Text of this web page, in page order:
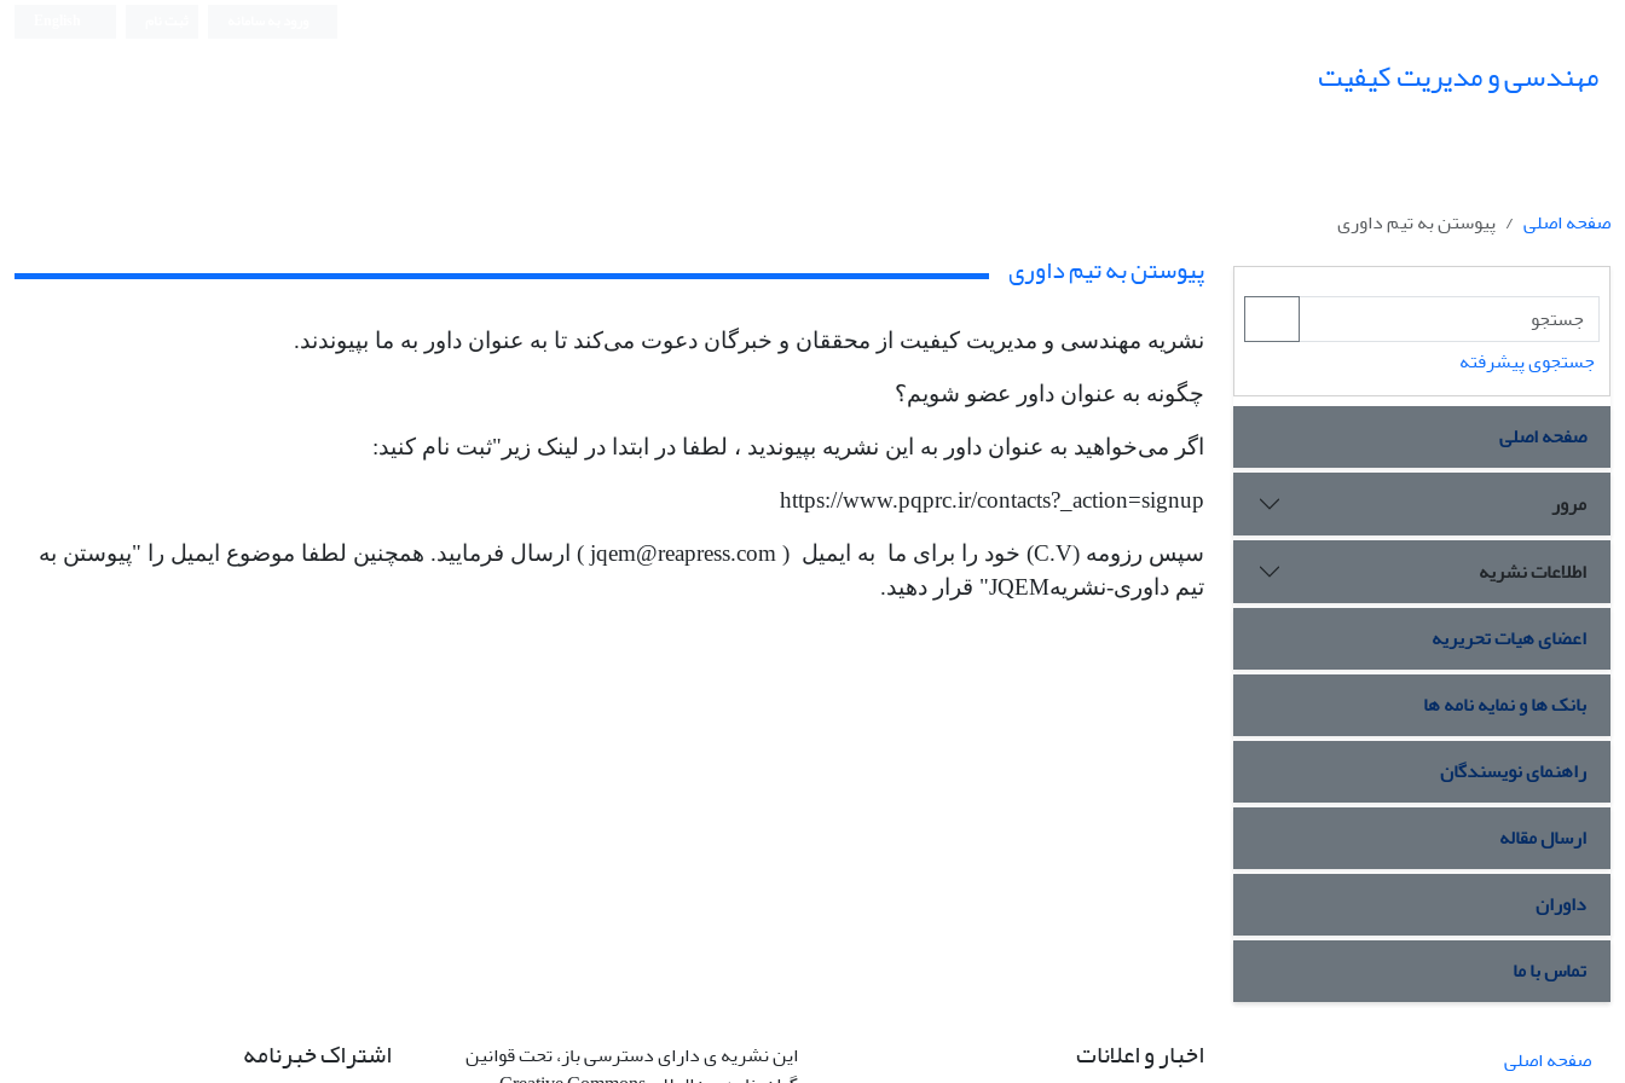
مهندسی و مدیریت کیفیت
صفحه اصلی پیوستن به تیم داوری
جستجوی پیشرفته
صفحه اصلی
مرور
اطلاعات نشریه
اعضای هیات تحریریه
بانک ها و نمایه نامه ها
راهنمای نویسندگان
ارسال مقاله
داوران
تماس با ما
پیوستن به تیم داوری
نشریه مهندسی و مدیریت کیفیت از محققان و خبرگان دعوت می‌کند تا به عنوان داور به ما بپیوندند.
چگونه به عنوان داور عضو شویم؟
اگر می‌خواهید به عنوان داور به این نشریه بپیوندید ، لطفا در ابتدا در لینک زیر"ثبت نام کنید:
https://www.pqprc.ir/contacts?_action=signup
سپس رزومه (C.V) خود را برای ما به ایمیل ( jqem@reapress.com ) ارسال فرمایید. همچنین لطفا موضوع ایمیل را "پیوستن به
تیم داوری-نشریهJQEM" قرار دهید.
صفحه اصلی
اخبار و اعلانات
این نشریه ی دارای دسترسی باز، تحت قوانین
اشتراک خبرنامه